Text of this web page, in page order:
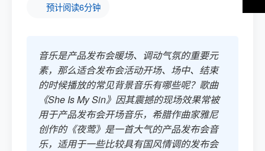
预计阅读6分钟
音乐是产品发布会暖场、调动气氛的重要元
素，那么适合发布会活动开场、场中、结束
的时候播放的常见背景音乐有哪些呢？歌曲
《She Is My Sin》因其震撼的现场效果常被
用于产品发布会开场音乐，希腊作曲家雅尼
创作的《夜莺》是一首大气的产品发布会音
乐，适用于一些比较具有国风情调的发布会